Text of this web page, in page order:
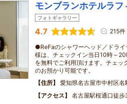
モンブランホテルラフ
フォトギャラリー
4.7 215件
●ReFaのシャワーヘッド／ドラ
様は、チェックイン当日10時～
を無料でご利用頂けます。チェッ
のお預かり可能です。
住所
愛知県名古屋市中村区
アクセス
名古屋駅桜通口徒歩